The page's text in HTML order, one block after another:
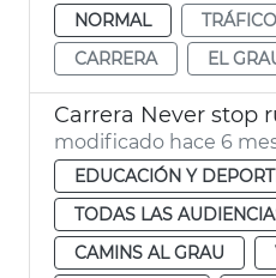
NORMAL
TRÁFICO
CARRERA
EL
Carrera Never stop
modificado hace 6
EDUCACIÓN Y
TODAS LAS
CAMINS AL GRAU